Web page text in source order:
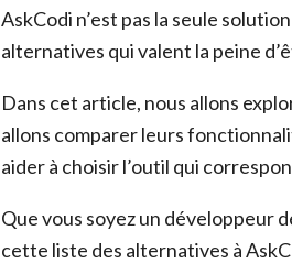
AskCodi n’est pas la seule
alternatives qui valent la peine
Dans cet article, nous allons
allons comparer leurs
aider à choisir l’outil qui
Que vous soyez un développeur
cette liste des alternatives à